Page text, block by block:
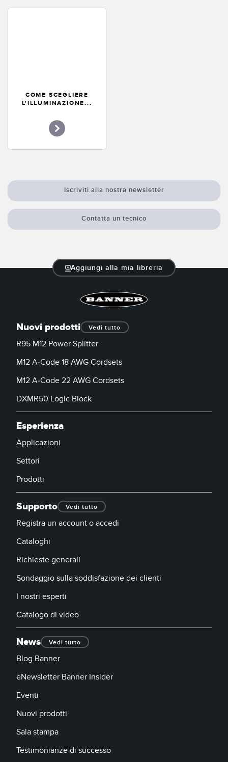
COME SCEGLIERE
L'ILLUMINAZIONE...
Iscriviti alla nostra newsletter
Contatta un tecnico
Aggiungi alla mia libreria
Nuovi prodotti Vedi tutto
R95 M12 Power Splitter
M12 A-Code 18 AWG Cordsets
M12 A-Code 22 AWG Cordsets
DXMR50 Logic Block
Esperienza
Applicazioni
Settori
Prodotti
Supporto Vedi tutto
Registra un account o accedi
Cataloghi
Richieste generali
Sondaggio sulla soddisfazione dei clienti
I nostri esperti
Catalogo di video
News Vedi tutto
Blog Banner
eNewsletter Banner Insider
Eventi
Nuovi prodotti
Sala stampa
Testimonianze di successo